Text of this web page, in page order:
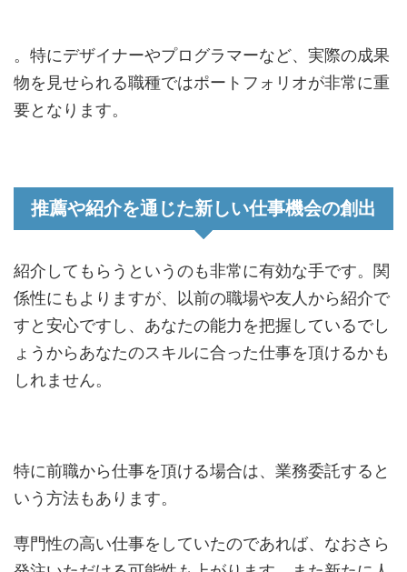
。特にデザイナーやプログラマーなど、実際の成果
物を見せられる職種ではポートフォリオが非常に重
要となります。
推薦や紹介を通じた新しい仕事機会の創出
紹介してもらうというのも非常に有効な手です。関
係性にもよりますが、以前の職場や友人から紹介で
すと安心ですし、あなたの能力を把握しているでし
ょうからあなたのスキルに合った仕事を頂けるかも
しれません。
特に前職から仕事を頂ける場合は、業務委託すると
いう方法もあります。
専門性の高い仕事をしていたのであれば、なおさら